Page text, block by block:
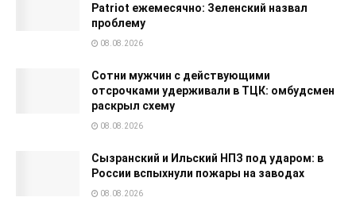
Patriot ежемесячно: Зеленский назвал
проблему
08.08.2026
Сотни мужчин с действующими
отсрочками удерживали в ТЦК: омбудсмен
раскрыл схему
08.08.2026
Сызранский и Ильский НПЗ под ударом: в
России вспыхнули пожары на заводах
08.08.2026